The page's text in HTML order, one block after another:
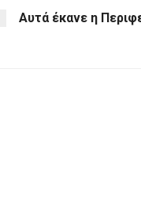
Αυτά έκανε η